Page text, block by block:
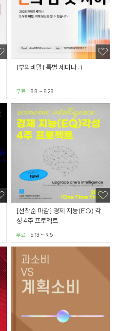
[부의비밀] 특별 세미나 ;)
8.8 ~ 8.28
무료
[선착순 마감] 경제 지능(EQ) 각
성 4주 프로젝트
6.13 ~ 9.5
무료